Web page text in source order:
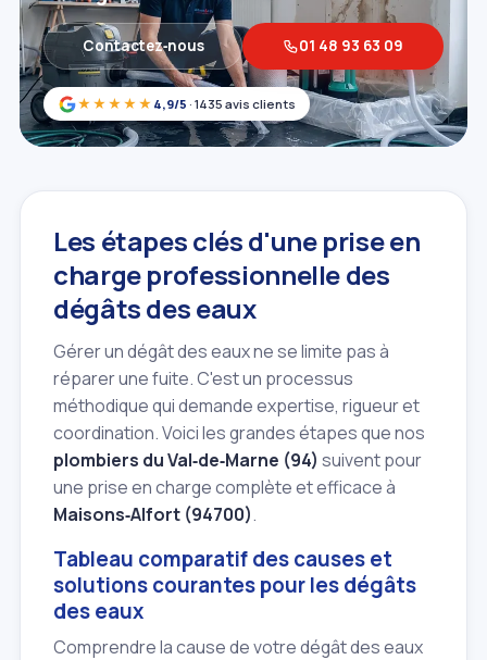
★★★★★ 4,9/5 · 1435 avis clients
Contactez‑nous 01 48 93 63 09
Les étapes clés d'une prise en
charge professionnelle des
dégâts des eaux
Gérer un dégât des eaux ne se limite pas à
réparer une fuite. C'est un processus
méthodique qui demande expertise, rigueur et
coordination. Voici les grandes étapes que nos
plombiers du Val‑de‑Marne (94) suivent pour
une prise en charge complète et efficace à
Maisons‑Alfort (94700).
Tableau comparatif des causes et
solutions courantes pour les dégâts
des eaux
Comprendre la cause de votre dégât des eaux